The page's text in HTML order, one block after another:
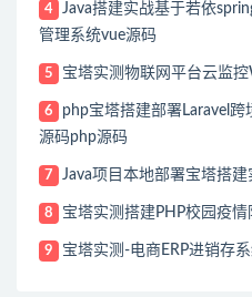
4
Java搭建实战基于若依
管理系统vue源码
5 宝塔实测物联网平台云监
6
php宝塔搭建部署Laravel
源码php源码
7 Java项目本地部署宝塔搭
8 宝塔实测搭建PHP校园疫
9 宝塔实测-电商ERP进销存